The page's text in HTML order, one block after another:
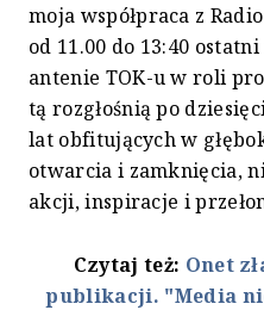
moja współpraca z
od 11.00 do 13:40
antenie TOK-u w roli
tą rozgłośnią po
lat obfitujących w
otwarcia i zamknięcia,
akcji, inspiracje i
Czytaj też: Onet
publikacji. "Media